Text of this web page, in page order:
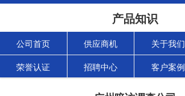
产品知识
公司首页 供应商机 关于我们
荣誉认证 招聘中心 客户案例